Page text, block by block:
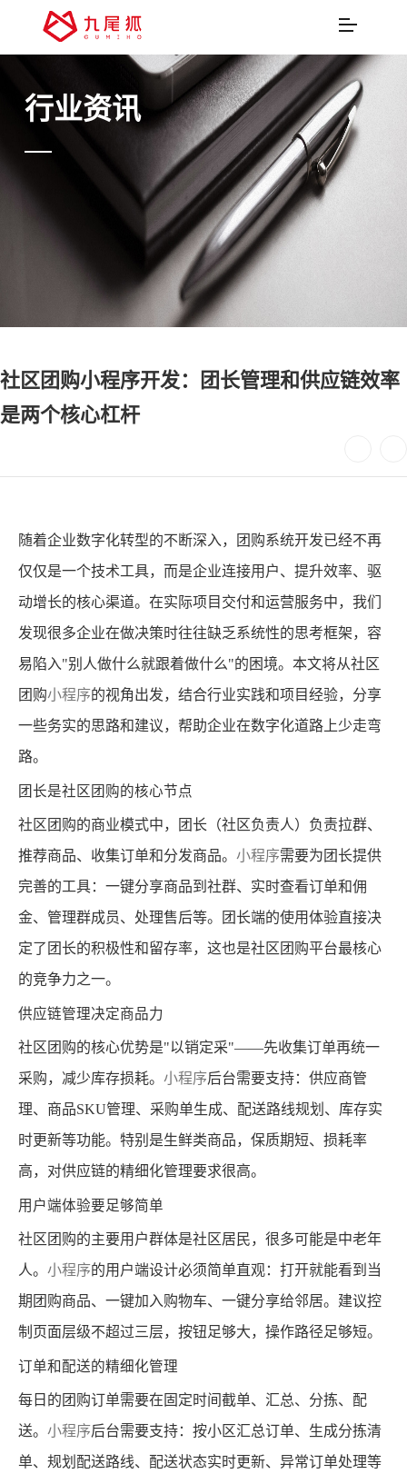
行业资讯
社区团购小程序开发：团长管理和供应链效率
是两个核心杠杆
随着企业数字化转型的不断深入，团购系统开发已经不再
仅仅是一个技术工具，而是企业连接用户、提升效率、驱
动增长的核心渠道。在实际项目交付和运营服务中，我们
发现很多企业在做决策时往往缺乏系统性的思考框架，容
易陷入"别人做什么就跟着做什么"的困境。本文将从社区
团购小程序的视角出发，结合行业实践和项目经验，分享
一些务实的思路和建议，帮助企业在数字化道路上少走弯
路。
团长是社区团购的核心节点
社区团购的商业模式中，团长（社区负责人）负责拉群、
推荐商品、收集订单和分发商品。 小程序需要为团长提供
完善的工具：一键分享商品到社群、实时查看订单和佣
金、管理群成员、处理售后等。团长端的使用体验直接决
定了团长的积极性和留存率，这也是社区团购平台最核心
的竞争力之一。
供应链管理决定商品力
社区团购的核心优势是"以销定采"——先收集订单再统一
采购，减少库存损耗。 小程序后台需要支持：供应商管
理、商品SKU管理、采购单生成、配送路线规划、库存实
时更新等功能。特别是生鲜类商品，保质期短、损耗率
高，对供应链的精细化管理要求很高。
用户端体验要足够简单
社区团购的主要用户群体是社区居民，很多可能是中老年
人。 小程序的用户端设计必须简单直观：打开就能看到当
期团购商品、一键加入购物车、一键分享给邻居。建议控
制页面层级不超过三层，按钮足够大，操作路径足够短。
订单和配送的精细化管理
每日的团购订单需要在固定时间截单、汇总、分拣、配
送。 小程序后台需要支持：按小区汇总订单、生成分拣清
单、规划配送路线、配送状态实时更新、异常订单处理等